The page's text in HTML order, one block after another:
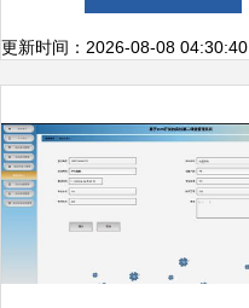
更新时间：2026-08-08 04:30:40